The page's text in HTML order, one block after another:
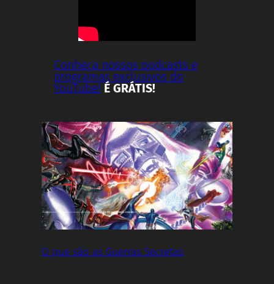
Conheça nossos podcasts e
programas exclusivos do
YouTube! É GRÁTIS!
O que são as Guerras Secretas